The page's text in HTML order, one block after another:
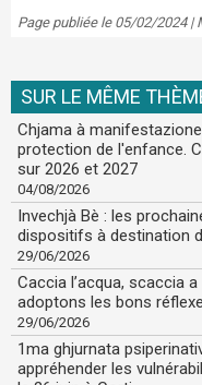
Page publiée le 05/02/2024 |
SUR LE MÊME
Chjama à
protection de l'enfance.
sur 2026 et 2027
04/08/2026
Invechjà Bè : les
dispositifs à destination
29/06/2026
Caccia l’acqua, scaccia
adoptons les bons
29/06/2026
1ma ghjurnata
appréhender les